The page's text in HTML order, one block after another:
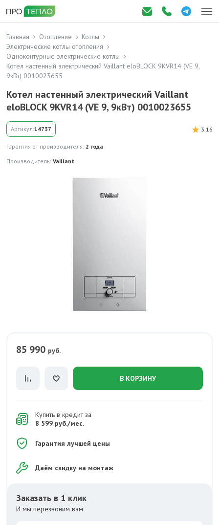
Главная Отопление
Котлы
Электрические котлы отопления
Одноконтурные электрические котлы
Котел настенный электрический Vaillant eloBLOCK 9KVR14 (VE 9,
9кВт) 0010023655
Котел настенный электрический Vaillant
eloBLOCK 9KVR14 (VE 9, 9кВт) 0010023655
Артикул:14737
Гарантия от производителя: 2 года
Производитель: Vaillant
3.16
85 990 руб.
В КОРЗИНУ
Купить в кредит за
8 599 руб./мес.
Гарантия лучшей цены
Даём скидку на монтаж
Заказать в 1 клик
И мы перезвоним вам